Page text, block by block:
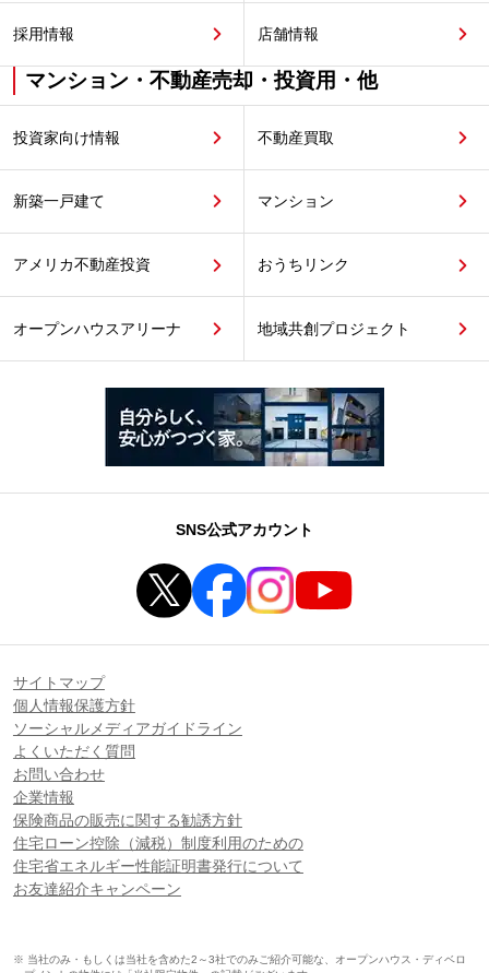
採用情報 店舗情報
マンション・不動産売却・投資用・他
投資家向け情報 不動産買取
新築一戸建て マンション
アメリカ不動産投資 おうちリンク
オープンハウスアリーナ 地域共創プロジェクト
SNS公式アカウント
サイトマップ
個人情報保護方針
ソーシャルメディアガイドライン
よくいただく質問
お問い合わせ
企業情報
保険商品の販売に関する勧誘方針
住宅ローン控除（減税）制度利用のための
住宅省エネルギー性能証明書発行について
お友達紹介キャンペーン
※ 当社のみ・もしくは当社を含めた2～3社でのみご紹介可能な、オープンハウス・ディベロ